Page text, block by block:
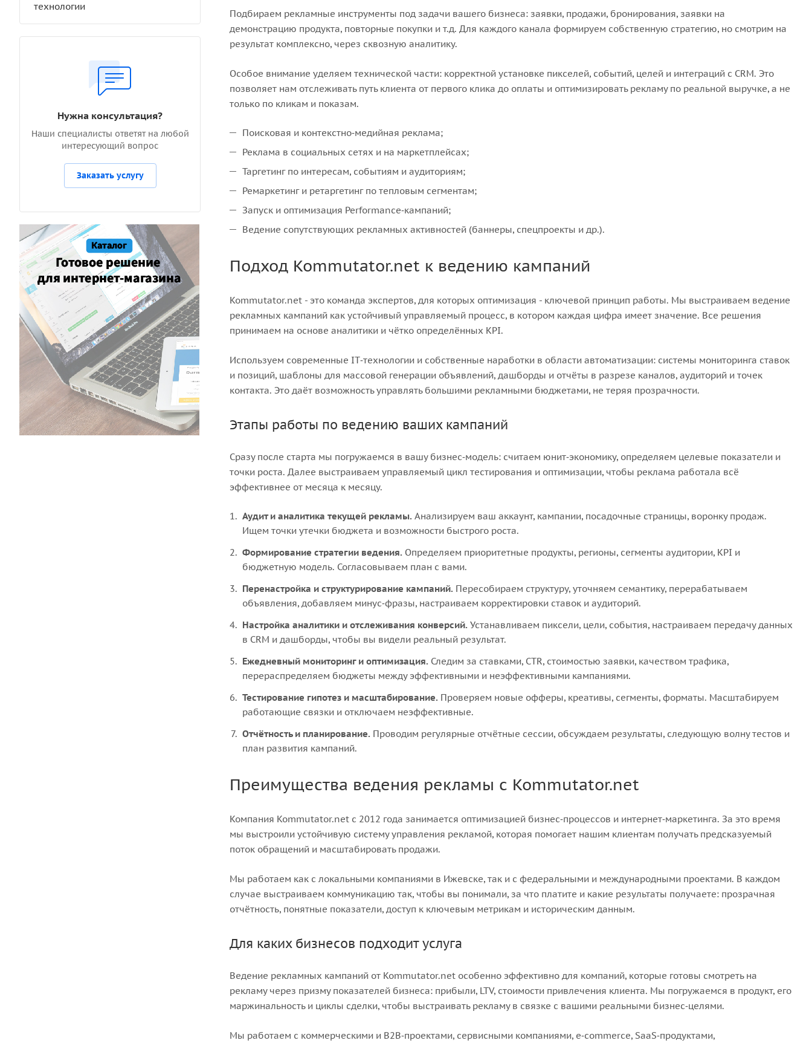
Подбираем рекламные инструменты под задачи вашего бизнеса: заявки, продажи, бронирования, заявки на
демонстрацию продукта, повторные покупки и т.д. Для каждого канала формируем собственную стратегию, но смотрим на
результат комплексно, через сквозную аналитику.
Особое внимание уделяем технической части: корректной установке пикселей, событий, целей и интеграций с CRM. Это
позволяет нам отслеживать путь клиента от первого клика до оплаты и оптимизировать рекламу по реальной выручке, а не
только по кликам и показам.
Поисковая и контекстно‑медийная реклама;
Реклама в социальных сетях и на маркетплейсах;
Таргетинг по интересам, событиям и аудиториям;
Ремаркетинг и ретаргетинг по тепловым сегментам;
Запуск и оптимизация Performance‑кампаний;
Ведение сопутствующих рекламных активностей (баннеры, спецпроекты и др.).
Подход Kommutator.net к ведению кампаний
Kommutator.net - это команда экспертов, для которых оптимизация - ключевой принцип работы. Мы выстраиваем ведение
рекламных кампаний как устойчивый управляемый процесс, в котором каждая цифра имеет значение. Все решения
принимаем на основе аналитики и чётко определённых KPI.
Используем современные IT‑технологии и собственные наработки в области автоматизации: системы мониторинга ставок
и позиций, шаблоны для массовой генерации объявлений, дашборды и отчёты в разрезе каналов, аудиторий и точек
контакта. Это даёт возможность управлять большими рекламными бюджетами, не теряя прозрачности.
Этапы работы по ведению ваших кампаний
Сразу после старта мы погружаемся в вашу бизнес‑модель: считаем юнит‑экономику, определяем целевые показатели и
точки роста. Далее выстраиваем управляемый цикл тестирования и оптимизации, чтобы реклама работала всё
эффективнее от месяца к месяцу.
Аудит и аналитика текущей рекламы. Анализируем ваш аккаунт, кампании, посадочные страницы, воронку продаж.
Ищем точки утечки бюджета и возможности быстрого роста.
Формирование стратегии ведения. Определяем приоритетные продукты, регионы, сегменты аудитории, KPI и
бюджетную модель. Согласовываем план с вами.
Перенастройка и структурирование кампаний. Пересобираем структуру, уточняем семантику, перерабатываем
объявления, добавляем минус‑фразы, настраиваем корректировки ставок и аудиторий.
Настройка аналитики и отслеживания конверсий. Устанавливаем пиксели, цели, события, настраиваем передачу данных
в CRM и дашборды, чтобы вы видели реальный результат.
Ежедневный мониторинг и оптимизация. Следим за ставками, CTR, стоимостью заявки, качеством трафика,
перераспределяем бюджеты между эффективными и неэффективными кампаниями.
Тестирование гипотез и масштабирование. Проверяем новые офферы, креативы, сегменты, форматы. Масштабируем
работающие связки и отключаем неэффективные.
Отчётность и планирование. Проводим регулярные отчётные сессии, обсуждаем результаты, следующую волну тестов и
план развития кампаний.
Преимущества ведения рекламы с Kommutator.net
Компания Kommutator.net с 2012 года занимается оптимизацией бизнес‑процессов и интернет‑маркетинга. За это время
мы выстроили устойчивую систему управления рекламой, которая помогает нашим клиентам получать предсказуемый
поток обращений и масштабировать продажи.
Мы работаем как с локальными компаниями в Ижевске, так и с федеральными и международными проектами. В каждом
случае выстраиваем коммуникацию так, чтобы вы понимали, за что платите и какие результаты получаете: прозрачная
отчётность, понятные показатели, доступ к ключевым метрикам и историческим данным.
Для каких бизнесов подходит услуга
Ведение рекламных кампаний от Kommutator.net особенно эффективно для компаний, которые готовы смотреть на
рекламу через призму показателей бизнеса: прибыли, LTV, стоимости привлечения клиента. Мы погружаемся в продукт, его
маржинальность и циклы сделки, чтобы выстраивать рекламу в связке с вашими реальными бизнес‑целями.
Мы работаем с коммерческими и B2B‑проектами, сервисными компаниями, e‑commerce, SaaS‑продуктами,
технологии
Нужна консультация?
Наши специалисты ответят на любой
интересующий вопрос
Заказать услугу